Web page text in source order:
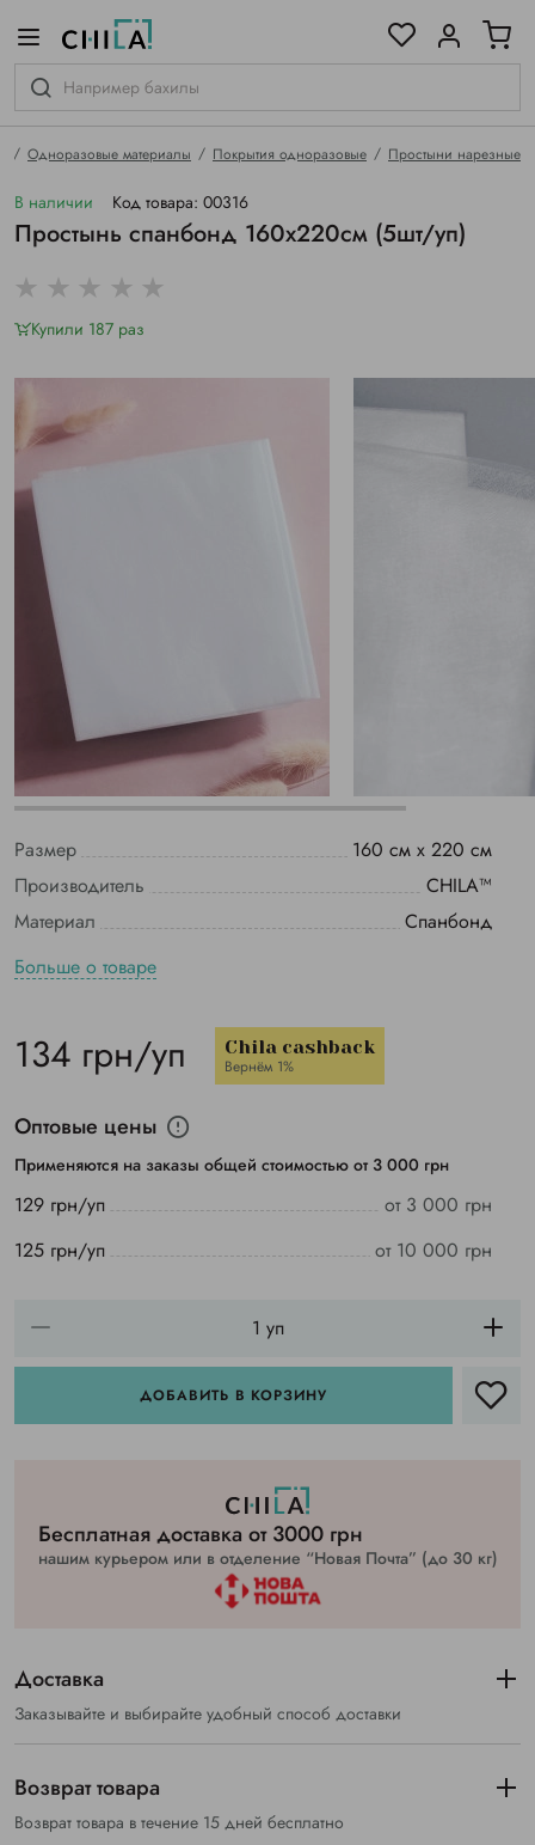
Одноразовые материалы Покрытия одноразовые Простыни нарезные
В наличии Код товара: 00316
Простынь спанбонд 160х220см (5шт/уп)
Купили 187 раз
Размер
160 см х 220 см
Производитель
CHILA™
Материал
Спанбонд
Больше о товаре
134 грн/уп Chila cashback
Вернём 1%
Оптовые цены
Применяются на заказы общей стоимостью от 3 000 грн
129 грн/уп
от 3 000 грн
125 грн/уп
от 10 000 грн
ДОБАВИТЬ В КОРЗИНУ
Бесплатная доставка от 3000 грн
нашим курьером или в отделение “Новая Почта” (до 30 кг)
Доставка
Заказывайте и выбирайте удобный способ доставки
Возврат товара
Возврат товара в течение 15 дней бесплатно
гамме